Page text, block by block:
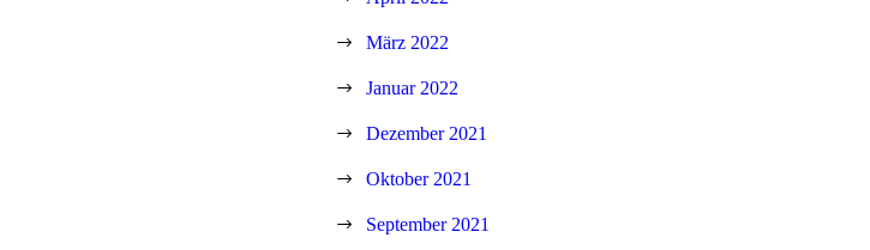
März 2022
Januar 2022
Dezember 2021
Oktober 2021
September 2021